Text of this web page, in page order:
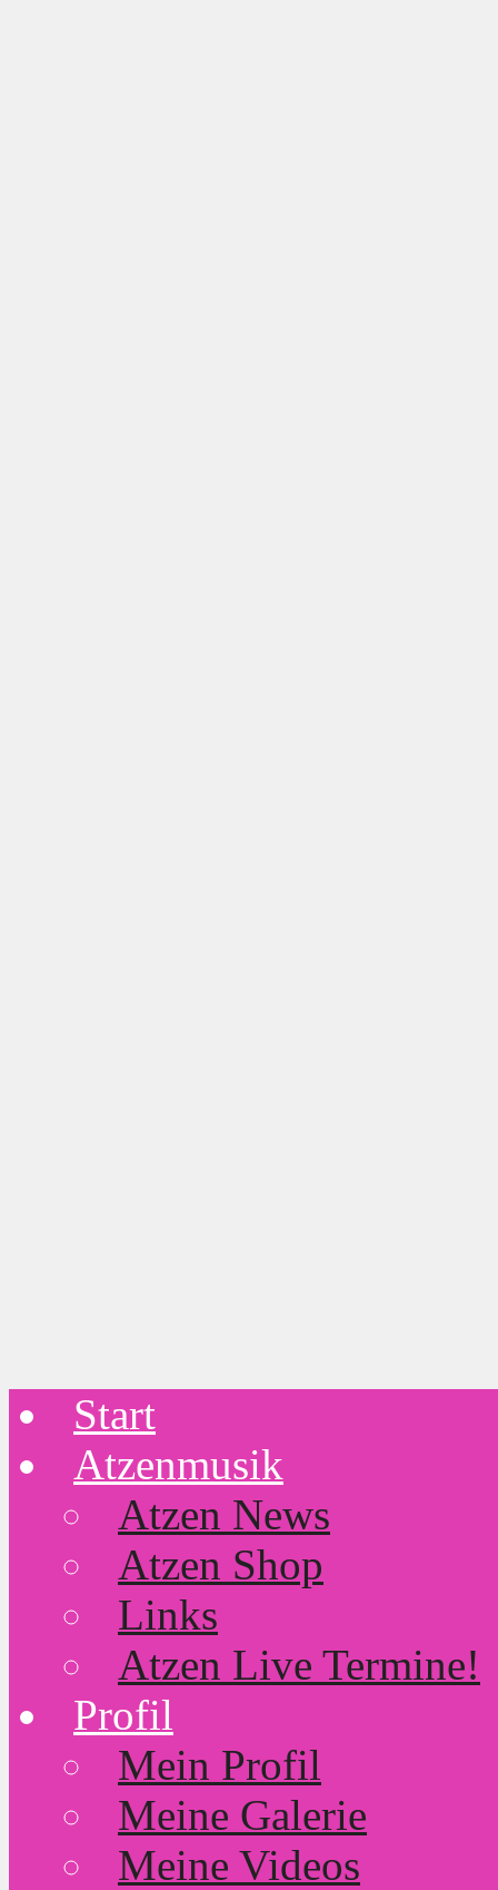
Start
Atzenmusik
Atzen News
Atzen Shop
Links
Atzen Live Termine!
Profil
Mein Profil
Meine Galerie
Meine Videos